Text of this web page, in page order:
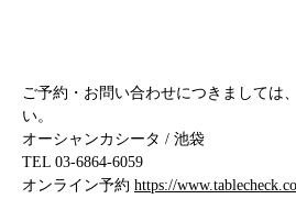
ご予約・お問い合わせにつきましては
い。
オーシャンカシータ / 池袋
TEL 03-6864-6059
オンライン予約 https://